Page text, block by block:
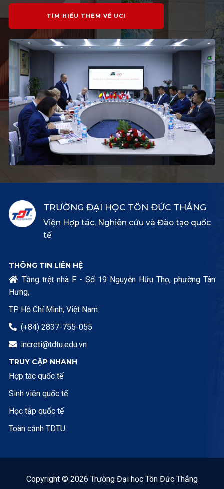
TÌM HIỂU THÊM VỀ UCI
TRƯỜNG ĐẠI HỌC TÔN ĐỨC THẮNG
Viện Hợp tác, Nghiên cứu và Đào tạo quốc
tế
THÔNG TIN LIÊN HỆ
 Tầng trệt nhà F - Số 19 Nguyễn Hữu Thọ, phường Tân
Hưng,
TP. Hồ Chí Minh, Việt Nam
 (+84) 2837-755-055
 increti@tdtu.edu.vn
TRUY CẬP NHANH
Hợp tác quốc tế
Sinh viên quốc tế
Học tập quốc tế
Toàn cảnh TDTU
Copyright © 2026 Trường Đại học Tôn Đức Thắng